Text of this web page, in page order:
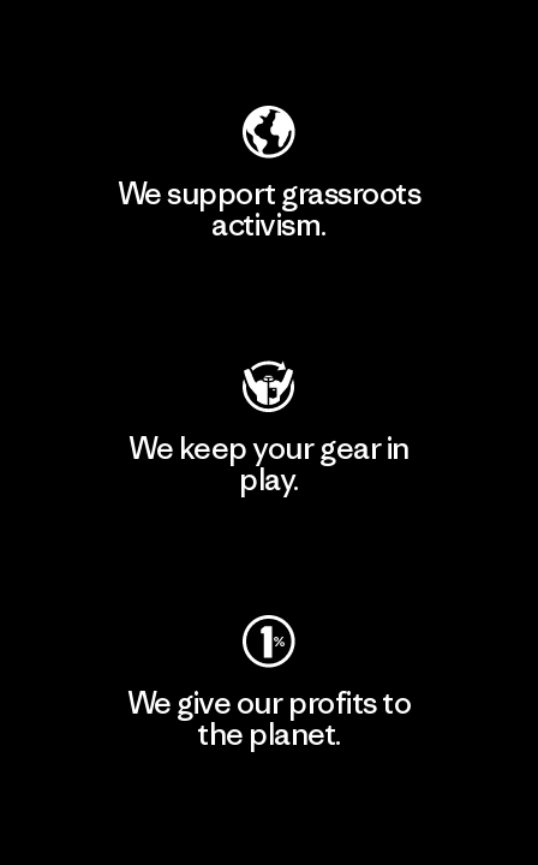
We support grassroots
activism.
We keep your gear in
play.
We give our profits to
the planet.